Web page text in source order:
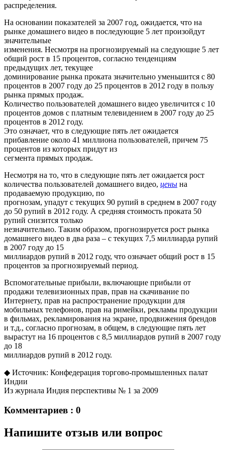
распределения.
На основании показателей за 2007 год, ожидается, что на
рынке домашнего видео в последующие 5 лет произойдут
значительные
изменения. Несмотря на прогнозируемый на следующие 5 лет
общий рост в 15 процентов, согласно тенденциям
предыдущих лет, текущее
доминирование рынка проката значительно уменьшится с 80
процентов в 2007 году до 25 процентов в 2012 году в пользу
рынка прямых продаж.
Количество пользователей домашнего видео увеличится с 10
процентов домов с платным телевидением в 2007 году до 25
процентов в 2012 году.
Это означает, что в следующие пять лет ожидается
прибавление около 41 миллиона пользователей, причем 75
процентов из которых придут из
сегмента прямых продаж.
Несмотря на то, что в следующие пять лет ожидается рост
количества пользователей домашнего видео, цены на
продаваемую продукцию, по
прогнозам, упадут с текущих 90 рупий в среднем в 2007 году
до 50 рупий в 2012 году. А средняя стоимость проката 50
рупий снизится только
незначительно. Таким образом, прогнозируется рост рынка
домашнего видео в два раза – с текущих 7,5 миллиарда рупий
в 2007 году до 15
миллиардов рупий в 2012 году, что означает общий рост в 15
процентов за прогнозируемый период.
Вспомогательные прибыли, включающие прибыли от
продажи телевизионных прав, прав на скачивание по
Интернету, прав на распространение продукции для
мобильных телефонов, прав на римейки, рекламы продукции
в фильмах, рекламирования на экране, продвижения брендов
и т.д., согласно прогнозам, в общем, в следующие пять лет
вырастут на 16 процентов с 8,5 миллиардов рупий в 2007 году
до 18
миллиардов рупий в 2012 году.
◆ Источник: Конфедерация торгово-промышленных палат
Индии
Из журнала Индия перспективы № 1 за 2009
Комментариев : 0
Напишите отзыв или вопрос